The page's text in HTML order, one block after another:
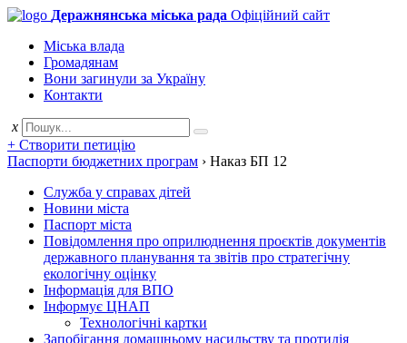
Деражнянська міська рада Офіційний сайт
Міська влада
Громадянам
Вони загинули за Україну
Контакти
x
+ Створити петицію
Паспорти бюджетних програм › Наказ БП 12
Служба у справах дітей
Новини міста
Паспорт міста
Повідомлення про оприлюднення проєктів документів
державного планування та звітів про стратегічну
екологічну оцінку
Інформація для ВПО
Інформує ЦНАП
Технологічні картки
Запобігання домашньому насильству та протидія